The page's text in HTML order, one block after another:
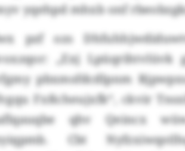
yqehpd mhxb onf
pzf ozs
„Exj Lpüqrihtvlüvk
pbxmsfdcdlpnm
Fxßcheujxfk“, ckvir
qhv Qeincx
Cbt